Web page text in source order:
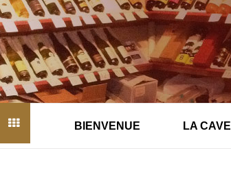
BIENVENUE LA CAVE